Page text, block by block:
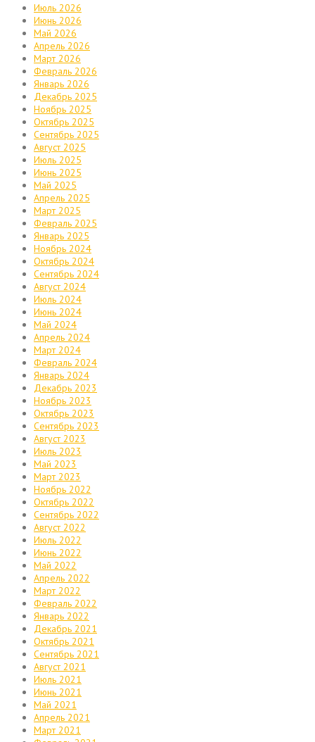
Июль 2026
Июнь 2026
Май 2026
Апрель 2026
Март 2026
Февраль 2026
Январь 2026
Декабрь 2025
Ноябрь 2025
Октябрь 2025
Сентябрь 2025
Август 2025
Июль 2025
Июнь 2025
Май 2025
Апрель 2025
Март 2025
Февраль 2025
Январь 2025
Ноябрь 2024
Октябрь 2024
Сентябрь 2024
Август 2024
Июль 2024
Июнь 2024
Май 2024
Апрель 2024
Март 2024
Февраль 2024
Январь 2024
Декабрь 2023
Ноябрь 2023
Октябрь 2023
Сентябрь 2023
Август 2023
Июль 2023
Май 2023
Март 2023
Ноябрь 2022
Октябрь 2022
Сентябрь 2022
Август 2022
Июль 2022
Июнь 2022
Май 2022
Апрель 2022
Март 2022
Февраль 2022
Январь 2022
Декабрь 2021
Октябрь 2021
Сентябрь 2021
Август 2021
Июль 2021
Июнь 2021
Май 2021
Апрель 2021
Март 2021